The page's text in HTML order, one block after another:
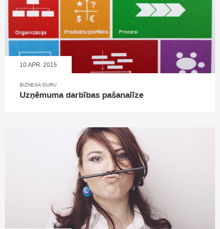
10.APR, 2015
BIZNESA GURU
Uzņēmuma darbības pašanalīze